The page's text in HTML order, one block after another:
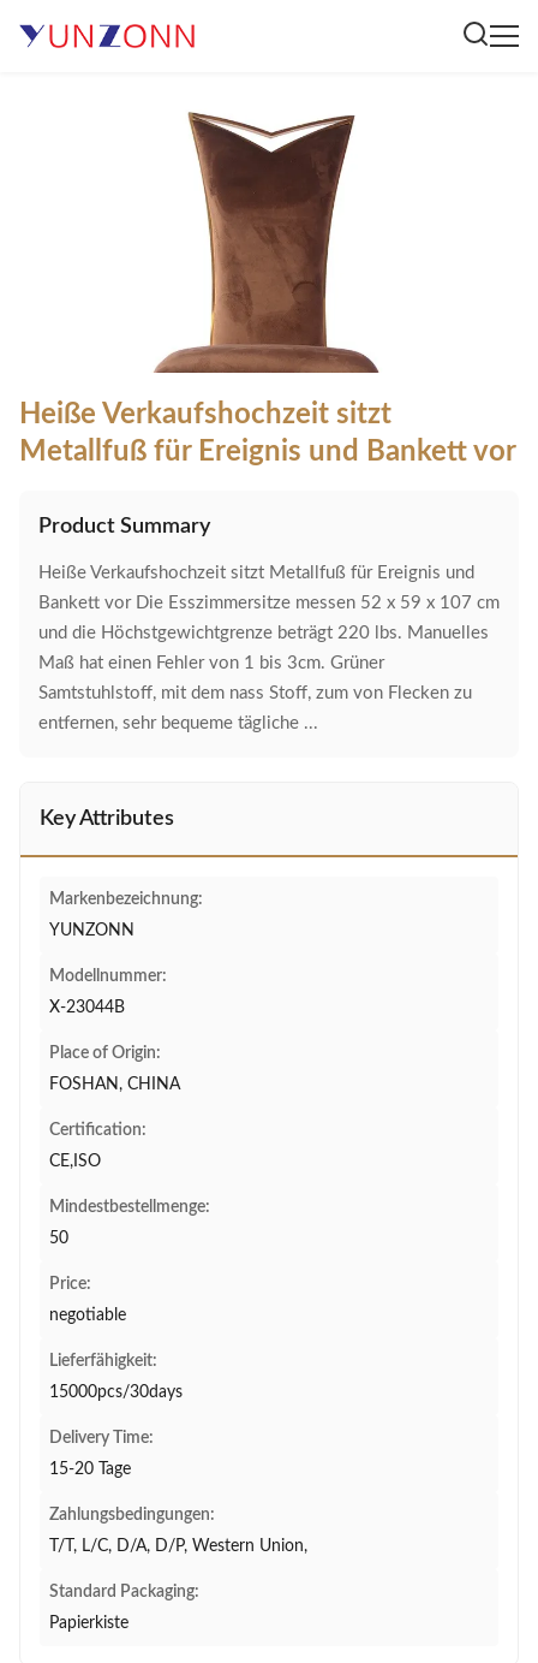
Heiße Verkaufshochzeit sitzt
Metallfuß für Ereignis und Bankett vor
Product Summary
Heiße Verkaufshochzeit sitzt Metallfuß für Ereignis und
Bankett vor Die Esszimmersitze messen 52 x 59 x 107 cm
und die Höchstgewichtgrenze beträgt 220 lbs. Manuelles
Maß hat einen Fehler von 1 bis 3cm. Grüner
Samtstuhlstoff, mit dem nass Stoff, zum von Flecken zu
entfernen, sehr bequeme tägliche ...
Key Attributes
Markenbezeichnung:
YUNZONN
Modellnummer:
X-23044B
Place of Origin:
FOSHAN, CHINA
Certification:
CE,ISO
Mindestbestellmenge:
50
Price:
negotiable
Lieferfähigkeit:
15000pcs/30days
Delivery Time:
15-20 Tage
Zahlungsbedingungen:
T/T, L/C, D/A, D/P, Western Union,
Standard Packaging:
Papierkiste